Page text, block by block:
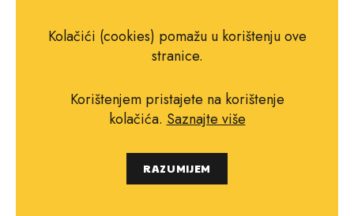
Kolačići (cookies) pomažu u korištenju ove
stranice.
Korištenjem pristajete na korištenje
kolačića. Saznajte više
RAZUMIJEM